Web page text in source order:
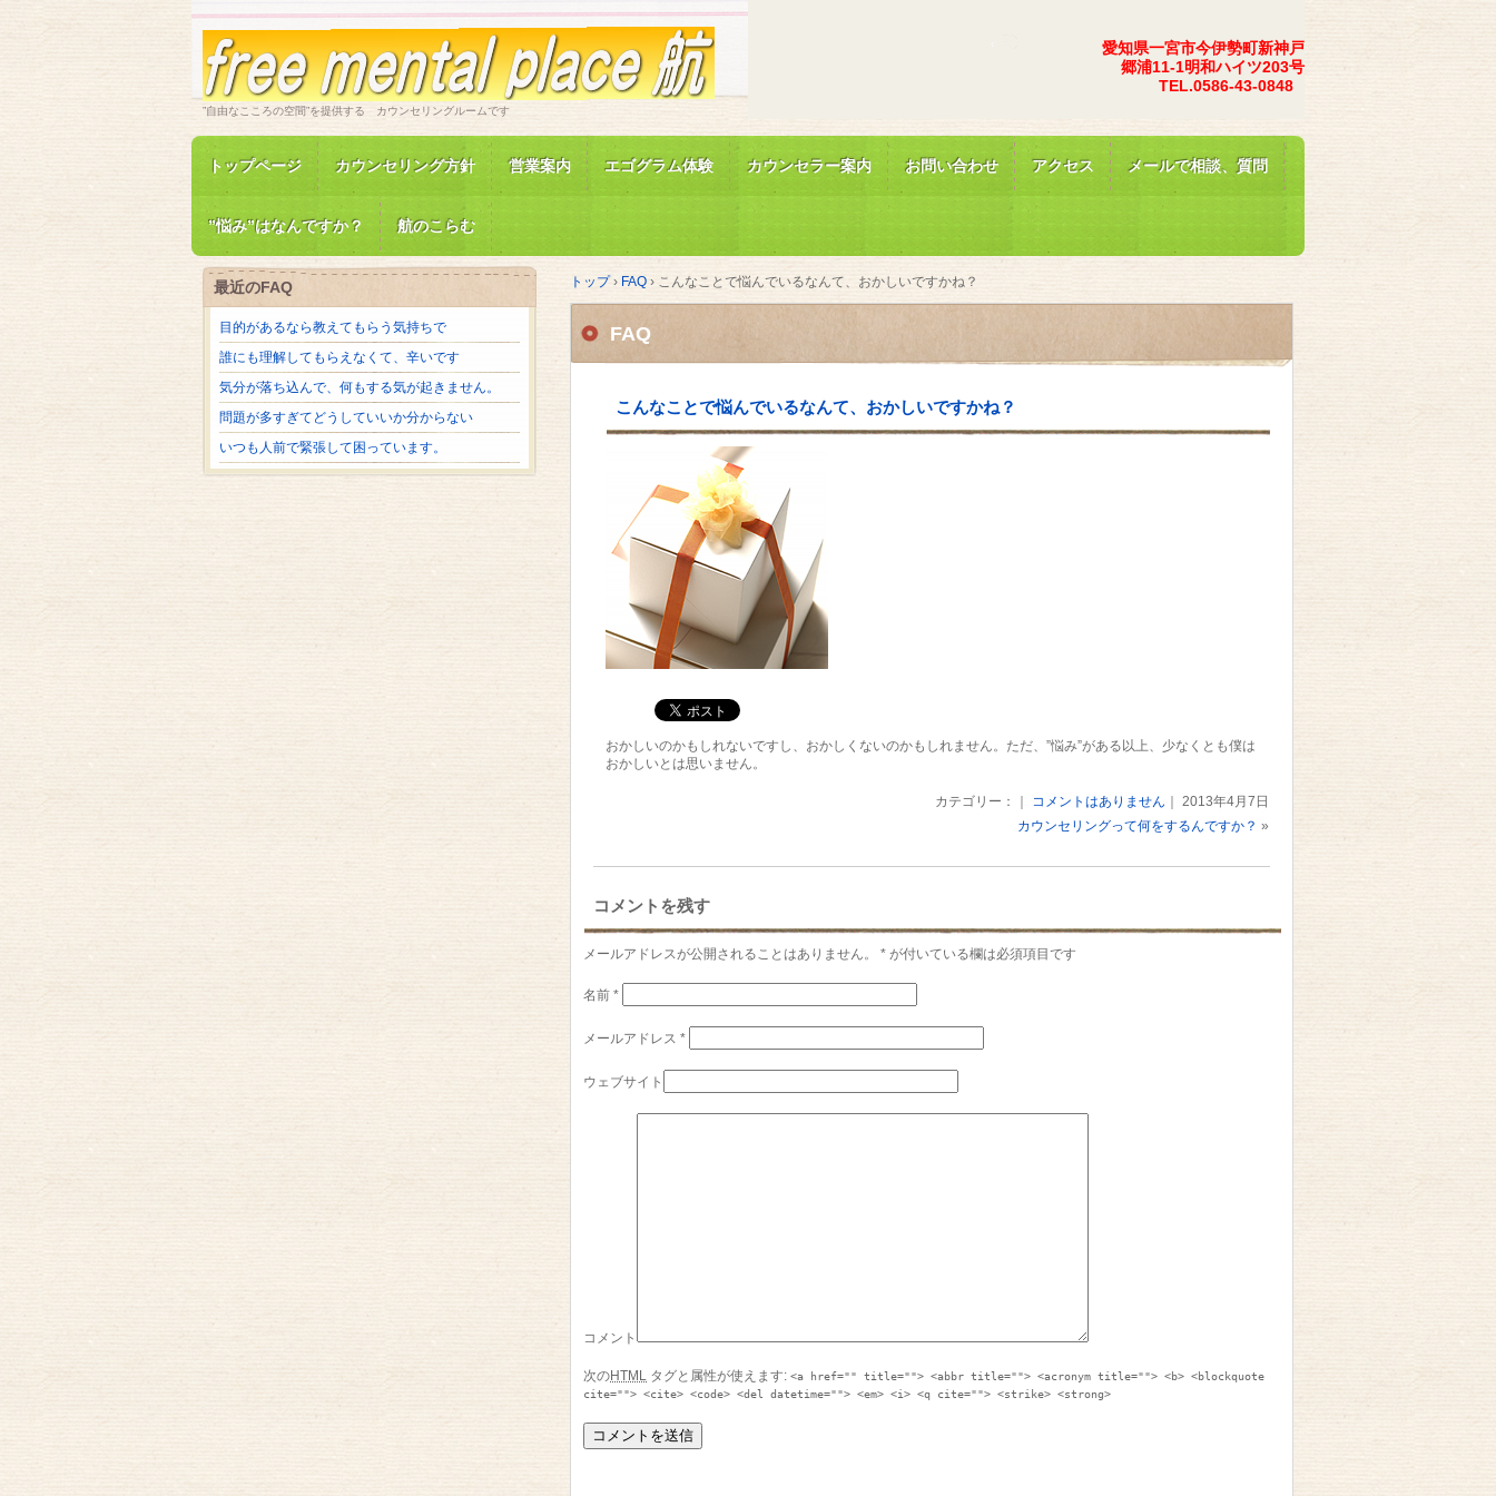
”自由なこころの空間”を提供する カウンセリングルームです
愛知県一宮市今伊勢町新神戸
郷浦11-1明和ハイツ203号
TEL.0586-43-0848
トップページ カウンセリング方針 営業案内 エゴグラム体験 カウンセラー案内 お問い合わせ アクセス メールで相談、質問
”悩み”はなんですか？ 航のこらむ
トップ› FAQ › こんなことで悩んでいるなんて、おかしいですかね？
FAQ
こんなことで悩んでいるなんて、おかしいですかね？
おかしいのかもしれないですし、おかしくないのかもしれません。ただ、”悩み”がある以上、少なくとも僕は
おかしいとは思いません。
カテゴリー：｜ コメントはありません ｜ 2013年4月7日
カウンセリングって何をするんですか？ »
コメントを残す
メールアドレスが公開されることはありません。* が付いている欄は必須項目です
名前*
メールアドレス*
ウェブサイト
コメント
次のHTML タグと属性が使えます:<a href="" title=""> <abbr title=""> <acronym title=""> <b> <blockquote
cite=""> <cite> <code> <del datetime=""> <em> <i> <q cite=""> <strike> <strong>
最近のFAQ
目的があるなら教えてもらう気持ちで
誰にも理解してもらえなくて、辛いです
気分が落ち込んで、何もする気が起きません。
問題が多すぎてどうしていいか分からない
いつも人前で緊張して困っています。